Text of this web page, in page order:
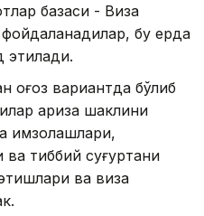
базаси - Виза
бу ерда
этилади.
қоғоз вариантда бўлиб
ариза шаклини
имзолашлари,
ва тиббий суғуртани
ва виза